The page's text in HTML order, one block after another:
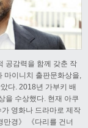
공감력을 함께 갖춘 작
이니치 출판문화상을,
다. 2018년 가부키 배
을 수상했다. 현재 아쿠
영화나 드라마로 제작
만경》 《다리를 건너